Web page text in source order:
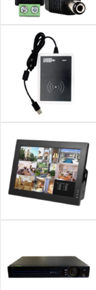
metar
ostalo
pribor
pribor
Vitrine
pribor
i kutije